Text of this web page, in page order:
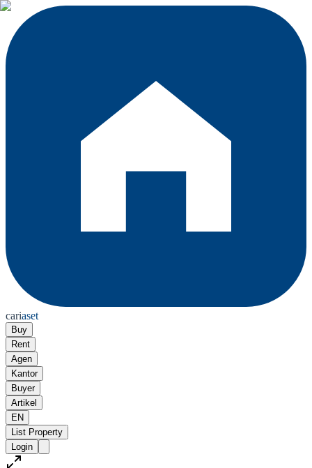
cariaset
Buy
Rent
Agen
Kantor
Buyer
Artikel
EN
List Property
Login